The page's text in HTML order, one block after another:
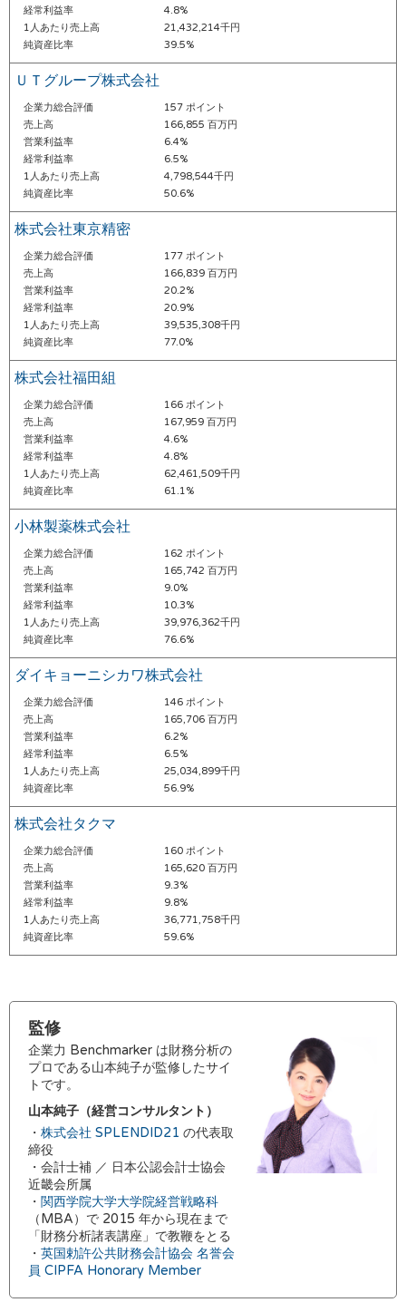
経常利益率
4.8%
1人あたり売上高
21,432,214千円
純資産比率
39.5%
ＵＴグループ株式会社
企業力総合評価
157 ポイント
売上高
166,855 百万円
営業利益率
6.4%
経常利益率
6.5%
1人あたり売上高
4,798,544千円
純資産比率
50.6%
株式会社東京精密
企業力総合評価
177 ポイント
売上高
166,839 百万円
営業利益率
20.2%
経常利益率
20.9%
1人あたり売上高
39,535,308千円
純資産比率
77.0%
株式会社福田組
企業力総合評価
166 ポイント
売上高
167,959 百万円
営業利益率
4.6%
経常利益率
4.8%
1人あたり売上高
62,461,509千円
純資産比率
61.1%
小林製薬株式会社
企業力総合評価
162 ポイント
売上高
165,742 百万円
営業利益率
9.0%
経常利益率
10.3%
1人あたり売上高
39,976,362千円
純資産比率
76.6%
ダイキョーニシカワ株式会社
企業力総合評価
146 ポイント
売上高
165,706 百万円
営業利益率
6.2%
経常利益率
6.5%
1人あたり売上高
25,034,899千円
純資産比率
56.9%
株式会社タクマ
企業力総合評価
160 ポイント
売上高
165,620 百万円
営業利益率
9.3%
経常利益率
9.8%
1人あたり売上高
36,771,758千円
純資産比率
59.6%
監修
企業力 Benchmarker は財務分析の
プロである山本純子が監修したサイ
トです。
山本純子（経営コンサルタント）
・ 株式会社 SPLENDID21 の代表取
締役
・会計士補 ／ 日本公認会計士協会
近畿会所属
・ 関西学院大学大学院経営戦略科
（MBA）で 2015 年から現在まで
「財務分析諸表講座」で教鞭をとる
・ 英国勅許公共財務会計協会 名誉会
員 CIPFA Honorary Member